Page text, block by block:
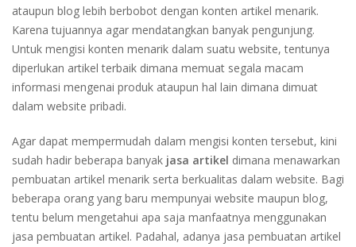
ataupun blog lebih berbobot dengan konten artikel menarik.
Karena tujuannya agar mendatangkan banyak pengunjung.
Untuk mengisi konten menarik dalam suatu website, tentunya
diperlukan artikel terbaik dimana memuat segala macam
informasi mengenai produk ataupun hal lain dimana dimuat
dalam website pribadi.
Agar dapat mempermudah dalam mengisi konten tersebut, kini
sudah hadir beberapa banyak jasa artikel dimana menawarkan
pembuatan artikel menarik serta berkualitas dalam website. Bagi
beberapa orang yang baru mempunyai website maupun blog,
tentu belum mengetahui apa saja manfaatnya menggunakan
jasa pembuatan artikel. Padahal, adanya jasa pembuatan artikel